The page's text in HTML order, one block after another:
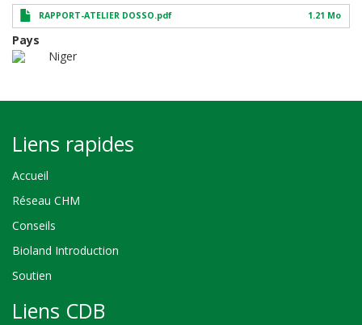
RAPPORT-ATELIER DOSSO.pdf 1.21 Mo
Pays
Niger
Liens rapides
Accueil
Réseau CHM
Conseils
Bioland Introduction
Soutien
Liens CDB